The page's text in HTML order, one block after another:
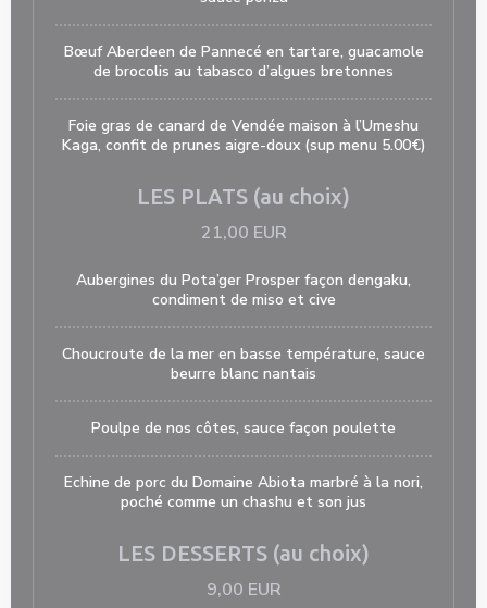
Bœuf Aberdeen de Pannecé en tartare, guacamole
de brocolis au tabasco d’algues bretonnes
Foie gras de canard de Vendée maison à l’Umeshu
Kaga, confit de prunes aigre-doux (sup menu 5.00€)
LES PLATS (au choix)
21,00 EUR
Aubergines du Pota’ger Prosper façon dengaku,
condiment de miso et cive
Choucroute de la mer en basse température, sauce
beurre blanc nantais
Poulpe de nos côtes, sauce façon poulette
Echine de porc du Domaine Abiota marbré à la nori,
poché comme un chashu et son jus
LES DESSERTS (au choix)
9,00 EUR